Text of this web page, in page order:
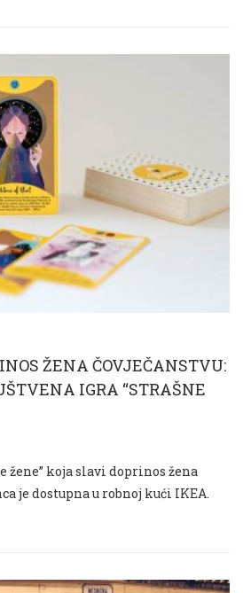
ŽENA ČOVJEČANSTVU:
IGRA “STRAŠNE
žene” koja slavi doprinos žena
je dostupna u robnoj kući IKEA.